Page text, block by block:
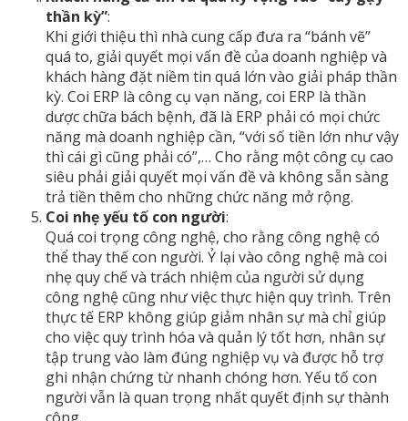
thần kỳ”:
Khi giới thiệu thì nhà cung cấp đưa ra “bánh vẽ”
quá to, giải quyết mọi vấn đề của doanh nghiệp và
khách hàng đặt niềm tin quá lớn vào giải pháp thần
kỳ. Coi ERP là công cụ vạn năng, coi ERP là thần
dược chữa bách bệnh, đã là ERP phải có mọi chức
năng mà doanh nghiệp cần, “với số tiền lớn như vậy
thì cái gì cũng phải có”,… Cho rằng một công cụ cao
siêu phải giải quyết mọi vấn đề và không sẵn sàng
trả tiền thêm cho những chức năng mở rộng.
Coi nhẹ yếu tố con người:
Quá coi trọng công nghệ, cho rằng công nghệ có
thể thay thế con người. Ỷ lại vào công nghệ mà coi
nhẹ quy chế và trách nhiệm của người sử dụng
công nghệ cũng như việc thực hiện quy trình. Trên
thực tế ERP không giúp giảm nhân sự mà chỉ giúp
cho việc quy trình hóa và quản lý tốt hơn, nhân sự
tập trung vào làm đúng nghiệp vụ và được hỗ trợ
ghi nhận chứng từ nhanh chóng hơn. Yếu tố con
người vẫn là quan trọng nhất quyết định sự thành